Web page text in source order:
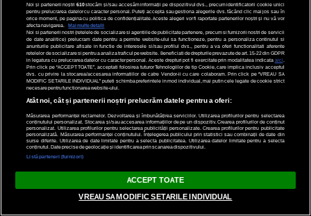
Noi și partenerii noștri 610stocăm și/sau accesăm informații pe dispozitivul dvs., precum identificatorii cookie unici
pentru prelucrarea datelor cu caracter personal. Puteți accepta sau gestiona alegerile dvs. făcând clic mai jos sau în
orice moment, pe pagina cu politica de confidențialitate. Aceste alegeri vor fi raportate partenerilor noștri și nu vă vor
afecta navigarea.
Mai multe detalii
Noi si partenerii nostri (retelele de socializare si agentiile de publicitate partenere, precum si furnizorii nostri de servicii
de date analitice) prelucram date pentru a permite website-ului sa functioneze, pentru a personaliza continutul si
anunturile publicitare afisate in functie de interesele si/sau profilul dvs., pentru a va oferi functionalitati aferente
retelelor de socializare si pentru a analiza traficul pe website. Beneficiati de drepturile prevazute de art. 15-22 din GDPR
in legatura cu prelucrarea datelor cu caracter personal. Aceste drepturi pot fi exercitate prin modalitatea indicata aici
Prin click pe “ACCEPT TOATE”, acceptati folosirea tuturor Tehnologiilor de tip Cookie, care implica inclusiv acceptul
dvs. cu privire la stocarea/accesarea informatiilor de catre Vendor-ii cu care colaboram. Prin click pe “VREAU SA
MODIFIC SETARILE INDIVIDUAL” puteti schimba preferintele in mod individual, mai putin cele legate de cookie strict
necesare pentru functionarea website-ului.
Atât noi, cât și partenerii noștri prelucrăm datele pentru a oferi:
Măsurarea performanței reclamelor. Dezvoltarea și îmbunătățirea serviciilor. Utilizarea profilurilor pentru selectarea
conținutului personalizat. Stocarea și/sau accesarea informațiilor de pe un dispozitiv. Crearea profilurilor de conținut
personalizat. Utilizarea profilurilor pentru selectarea publicității personalizate. Crearea profilurilor pentru publicitate
personalizată. Măsurarea performanței conținutului. Înțelegerea publicului prin statistici sau combinații de date din
surse diferite. Utilizarea de date limitate pentru a selecta publicitatea. Utilizarea datelor limitate pentru a selecta
conținutul. Date precise de geolocație și identificarea prin scanarea dispozitivului.
Listă parteneri (furnizori)
ACCEPT TOATE
VREAU SA MODIFIC SETARILE INDIVIDUAL